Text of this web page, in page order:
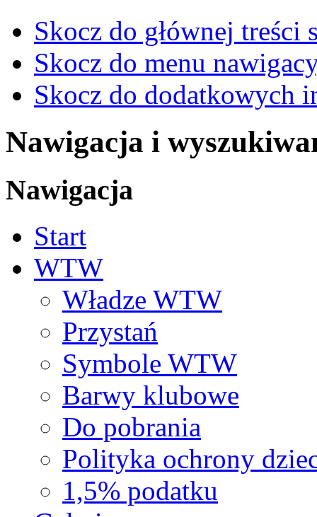
Skocz do głównej treści
Skocz do menu
Skocz do dodatkowych
Nawigacja i
Nawigacja
Start
WTW
Władze WTW
Przystań
Symbole WTW
Barwy klubowe
Do pobrania
Polityka ochrony
1,5% podatku